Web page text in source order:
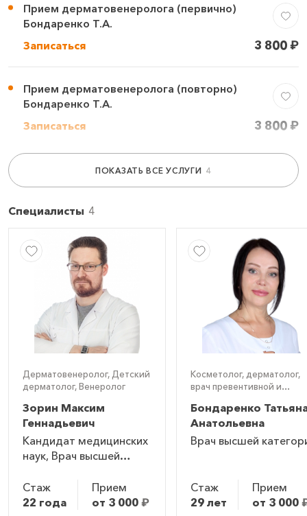
Прием дерматовенеролога (первично)
Бондаренко Т.А.
3 800₽
Записаться
Прием дерматовенеролога (повторно)
Бондаренко Т.А.
3 800 ₽
Записаться
Прием дерматовенеролога к.м.н.
(первичный)
Записаться
Прием дерматовенеролога к.м.н.
(повторный)
3 000
Записаться
Прием дерматовенеролога первичный
Прием дерматовенеролога повторный
2 500₽
Записаться
ПОКАЗАТЬ ВСЕ УСЛУГИ
Специалисты
Дерматовенеролог, Детский
дерматолог, Венеролог
Зорин Максим
Геннадьевич
Кандидат медицинских
наук, Врач высшей
Стаж
22 года
Прием
от 3 000₽
Косметолог, дерматолог,
врач превентивной и
Бондаренко
Анатольевна
Врач высшей
Стаж
29 лет
Прием
от 3 000